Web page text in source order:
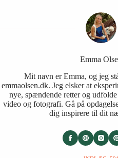
Emma
Mit navn er Emma, og jeg
emmaolsen.dk. Jeg elsker at
nye, spændende retter og
video og fotografi. Gå på
dig inspirere til dit